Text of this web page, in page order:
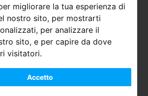
migliorare la tua esperienza di
nostro sito, per mostrarti
per analizzare il
sito, e per capire da dove
visitatori.
Accetto
Avvocati Napoli
Bologna
Avvocati Bari
Avvocati Genova